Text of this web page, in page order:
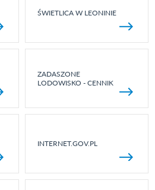
ŚWIETLICA W LEONINIE
ZADASZONE
LODOWISKO - CENNIK
INTERNET.GOV.PL